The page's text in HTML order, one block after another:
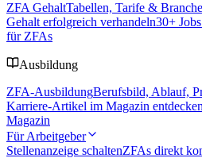
ZFA GehaltTabellen, Tarife &
Gehalt erfolgreich verhandeln30+
für ZFAs
Ausbildung
ZFA-AusbildungBerufsbild, Ablauf,
Karriere-Artikel im Magazin entdecken
Magazin
Für Arbeitgeber
Stellenanzeige schaltenZFAs direkt